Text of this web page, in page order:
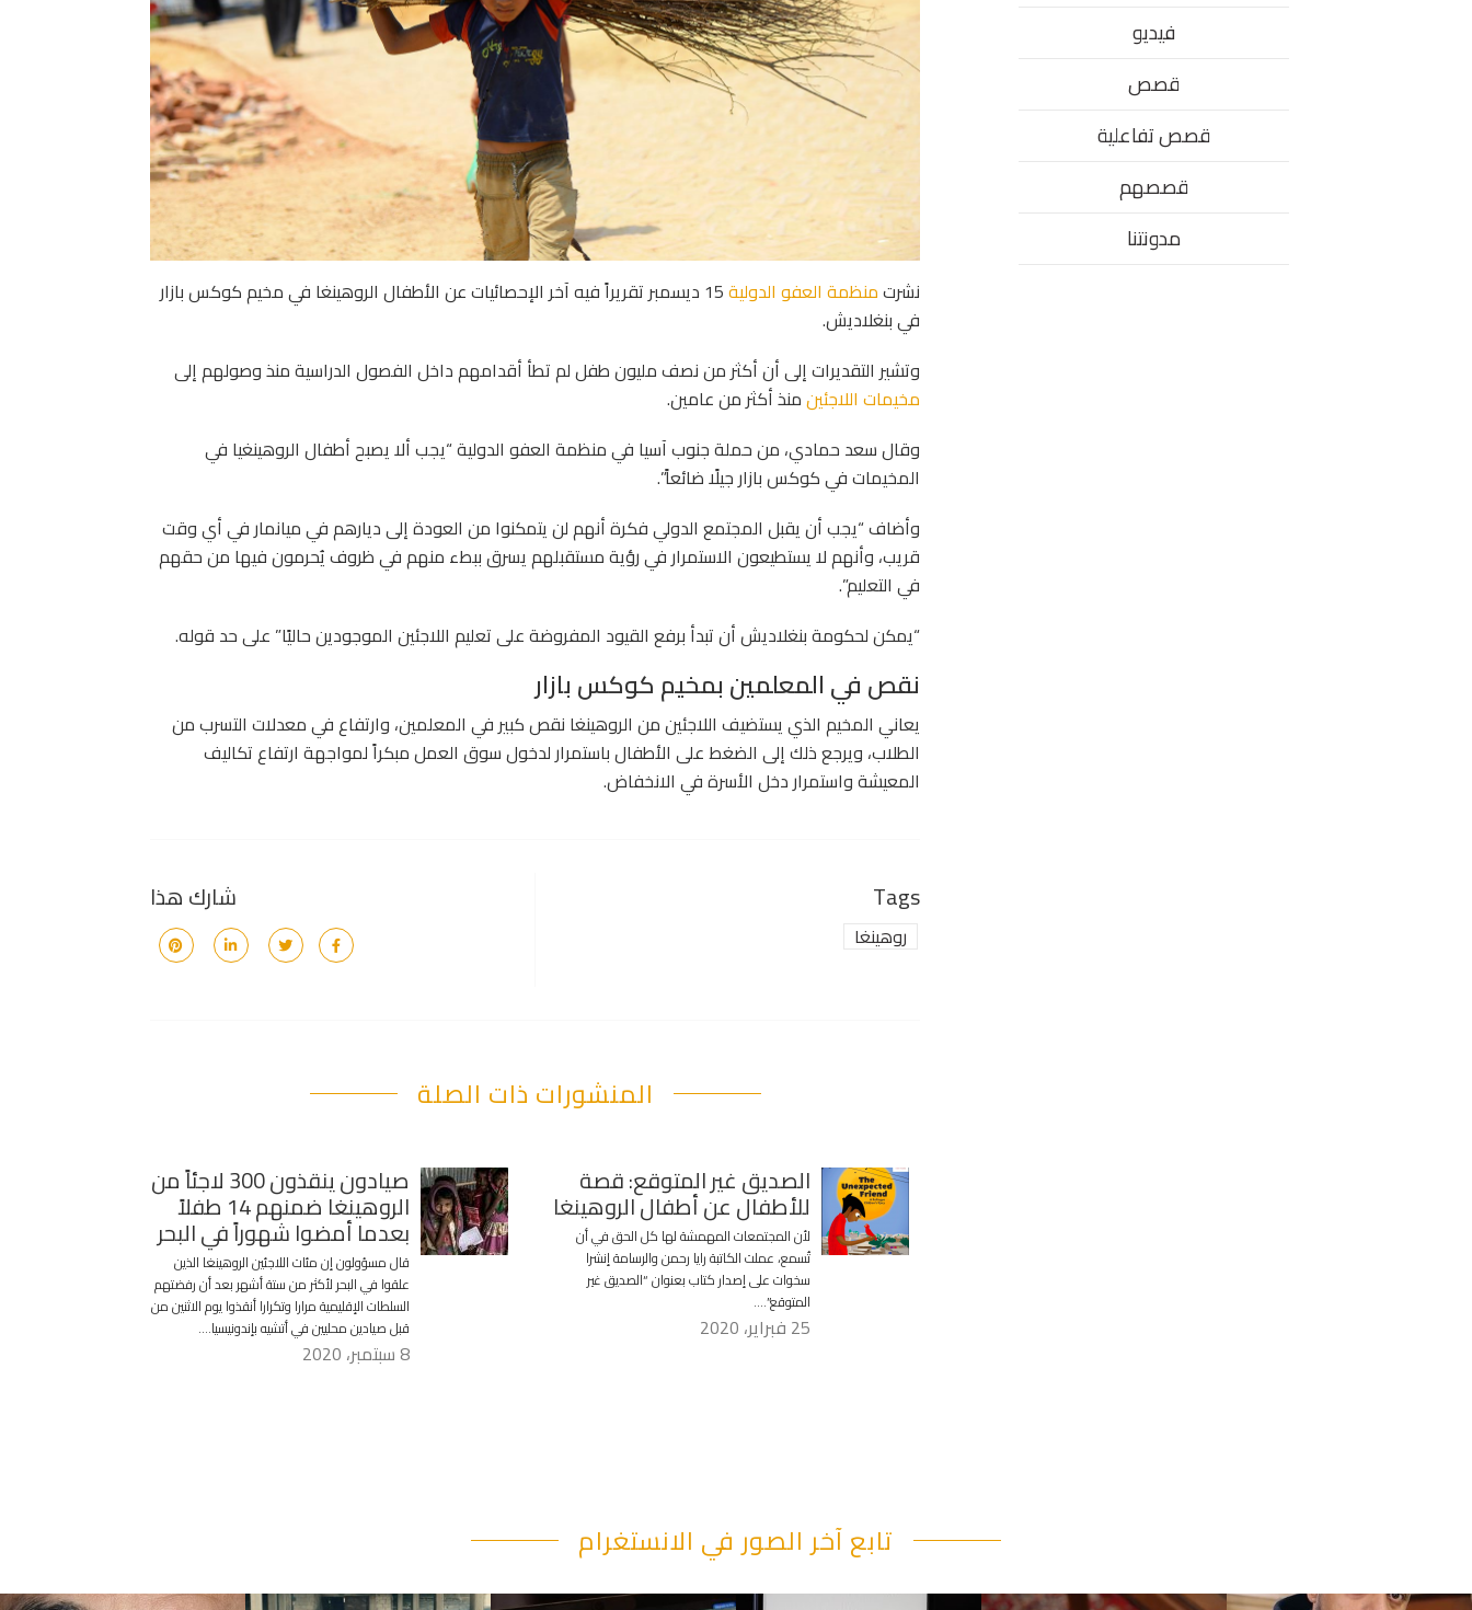
نشرتمنظمة العفو الدولية
15 ديسمبر تقريراً فيه آخر الإحصائيات عن الأطفال الروهينغا في مخيم كوكس بازار
في بنغلاديش.
وتشير التقديرات إلى أن أكثر من نصف مليون طفل لم تطأ أقدامهم داخل الفصول الدراسية منذ وصولهم إلى
مخيمات اللاجئينمنذ أكثر من عامين.
وقال سعد حمادي، من حملة جنوب آسيا في منظمة العفو الدولية “يجب ألا يصبح أطفال الروهينغيا في
المخيمات في كوكس بازار جيلًا ضائعاً”.
وأضاف “يجب أن يقبل المجتمع الدولي فكرة أنهم لن يتمكنوا من العودة إلى ديارهم في ميانمار في أي وقت
قريب، وأنهم لا يستطيعون الاستمرار في رؤية مستقبلهم يسرق ببطء منهم في ظروف يُحرمون فيها من حقهم
في التعليم”.
“يمكن لحكومة بنغلاديش أن تبدأ برفع القيود المفروضة على تعليم اللاجئين الموجودين حاليًا” على حد قوله.
نقص في المعلمين بمخيم كوكس بازار
يعاني المخيم الذي يستضيف اللاجئين من الروهينغا نقص كبير في المعلمين، وارتفاع في معدلات التسرب من
الطلاب، ويرجع ذلك إلى الضغط على الأطفال باستمرار لدخول سوق العمل مبكراً لمواجهة ارتفاع تكاليف
المعيشة واستمرار دخل الأسرة في الانخفاض.
شارك هذا Tags
روهينغا
المنشورات ذات الصلة
صيادون ينقذون 300 لاجئاً من
الروهينغا ضمنهم 14 طفلاً
بعدما أمضوا شهوراً في البحر
قال مسؤولون إن مئات اللاجئين الروهينغا الذين
علقوا في البحر لأكثر من ستة أشهر بعد أن رفضتهم
السلطات الإقليمية مرارا وتكرارا أنقذوا يوم الاثنين من
قبل صيادين محليين في أتشيه بإندونيسيا….
8 سبتمبر، 2020
الصديق غير المتوقع: قصة
للأطفال عن أطفال الروهينغا
لأن المجتمعات المهمشة لها كل الحق في أن
تُسمع، عملت الكاتبة رايا رحمن والرسامة إنشرا
سخوات على إصدار كتاب بعنوان “الصديق غير
المتوقع”….
25 فبراير، 2020
فيديو
قصص
قصص تفاعلية
قصصهم
مدونتنا
تابع آخر الصور في الانستغرام
“وقت بيمرق العيد.. ببكي.” ف "قصرنا كتير بحقهم" يقول أبو